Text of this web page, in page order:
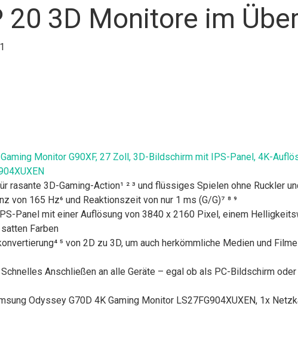
20 3D Monitore im
Monitor G90XF, 27 Zoll, 3D-Bildschirm mit IPS-Panel, 4K-
rasante 3D-Gaming-Action¹ ² ³ und flüssiges Spielen ohne Ruckler
von 165 Hz⁶ und Reaktionszeit von nur 1 ms (G/G)⁷ ⁸ ⁹
Panel mit einer Auflösung von 3840 x 2160 Pixel, einem
Farben
⁵ von 2D zu 3D, um auch herkömmliche Medien und
Anschließen an alle Geräte – egal ob als PC-Bildschirm
Odyssey G70D 4K Gaming Monitor LS27FG904XUXEN, 1x